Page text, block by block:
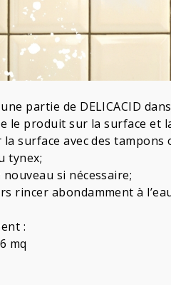
partie de DELICACID
le produit sur la surface et
la surface avec des
tynex;
nouveau si nécessaire;
rincer abondamment à
:
mq